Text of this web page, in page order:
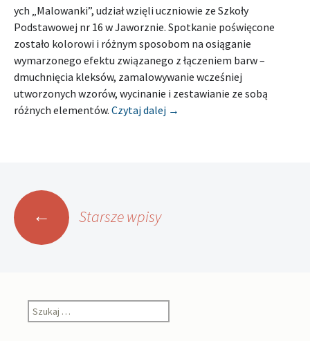
ych „Malowanki”, udział wzięli uczniowie ze Szkoły
Podstawowej nr 16 w Jaworznie. Spotkanie poświęcone
zostało kolorowi i różnym sposobom na osiąganie
wymarzonego efektu związanego z łączeniem barw –
dmuchnięcia kleksów, zamalowywanie wcześniej
utworzonych wzorów, wycinanie i zestawianie ze sobą
różnych elementów. Czytaj dalej [Relacja] MIEJSKA
→
Nawigacja
po
wpisach
← Starsze wpisy
Szukaj: